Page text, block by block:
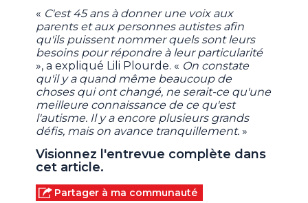
« C'est 45 ans à donner une voix aux
parents et aux personnes autistes afin
qu'ils puissent nommer quels sont leurs
besoins pour répondre à leur particularité
», a expliqué Lili Plourde. « On constate
qu'il y a quand même beaucoup de
choses qui ont changé, ne serait-ce qu'une
meilleure connaissance de ce qu'est
l'autisme. Il y a encore plusieurs grands
défis, mais on avance tranquillement. »
Visionnez l'entrevue complète dans
cet article.
Partager à ma communauté